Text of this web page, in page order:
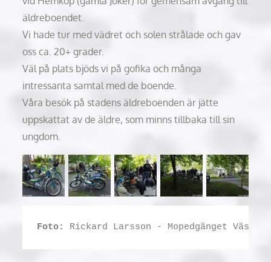
äldreboendet.
Vi hade tur med vädret och solen strålade och gav
oss ca. 20+ grader.
Väl på plats bjöds vi på gofika och många
intressanta samtal med de boende.
Våra besök på stadens äldreboenden är jätte
uppskattat av de äldre, som minns tillbaka till sin
ungdom.
Foto: Rickard Larsson - Mopedgänget